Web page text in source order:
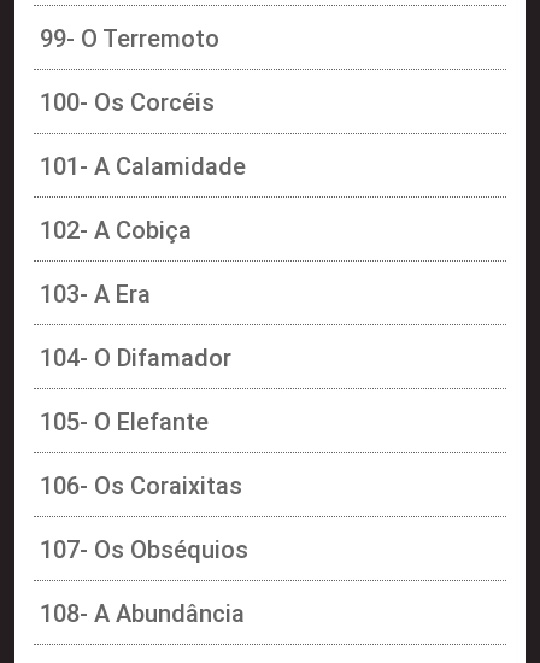
99- O Terremoto
100- Os Corcéis
101- A Calamidade
102- A Cobiça
103- A Era
104- O Difamador
105- O Elefante
106- Os Coraixitas
107- Os Obséquios
108- A Abundância